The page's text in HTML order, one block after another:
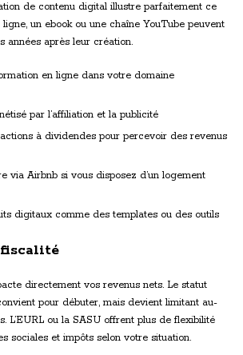
de contenu digital illustre parfaitement ce
un ebook ou une chaîne YouTube peuvent
années après leur création.
en ligne dans votre domaine
par l’affiliation et la publicité
à dividendes pour percevoir des revenus
via Airbnb si vous disposez d’un logement
digitaux comme des templates ou des outils
directement vos revenus nets. Le statut
pour débuter, mais devient limitant au-
L’EURL ou la SASU offrent plus de flexibilité
sociales et impôts selon votre situation.